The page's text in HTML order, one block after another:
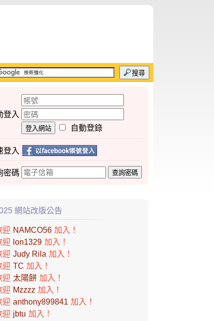
搜尋
登入
登入網站 自動登錄
登入
密碼 查詢密碼
網站改版公告
迎 NAMCO56 加入！
迎 lon1329 加入！
迎 Judy Rila 加入！
迎 TC 加入！
迎 太陽餅 加入！
迎 Mzzzz 加入！
迎 anthony899841 加入！
迎 jbtu 加入！